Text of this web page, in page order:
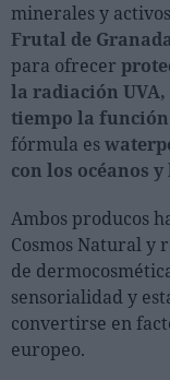
minerales y
Frutal de
para ofrecer
la radiación UVA,
tiempo la
fórmula es
con los océanos
Ambos producos
Cosmos Natural y
de
sensorialidad y
convertirse en
europeo.